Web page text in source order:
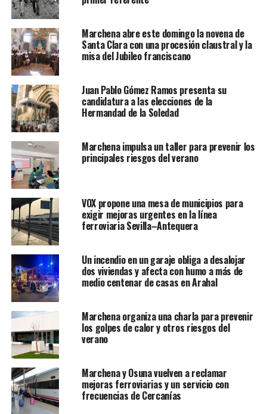
Marchena abre este domingo la novena de
Santa Clara con una procesión claustral y la
misa del Jubileo franciscano
Juan Pablo Gómez Ramos presenta su
candidatura a las elecciones de la
Hermandad de la Soledad
Marchena impulsa un taller para prevenir los
principales riesgos del verano
VOX propone una mesa de municipios para
exigir mejoras urgentes en la línea
ferroviaria Sevilla–Antequera
Un incendio en un garaje obliga a desalojar
dos viviendas y afecta con humo a más de
medio centenar de casas en Arahal
Marchena organiza una charla para prevenir
los golpes de calor y otros riesgos del
verano
Marchena y Osuna vuelven a reclamar
mejoras ferroviarias y un servicio con
frecuencias de Cercanías